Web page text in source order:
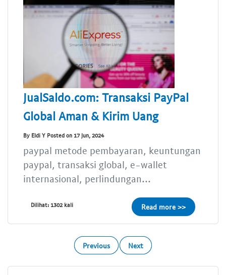
JualSaldo.com: Transaksi PayPal
Global Aman & Kirim Uang
By Eldi Y Posted on 17 Jun, 2024
paypal metode pembayaran, keuntungan
paypal, transaksi global, e-wallet
internasional, perlindungan...
Dilihat: 1302 kali Read more >>
Previous Next